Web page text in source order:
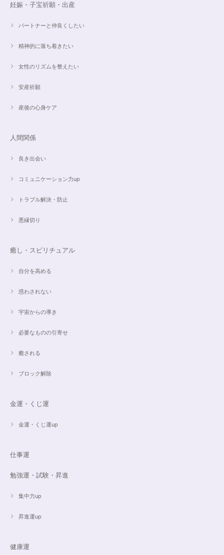
妊娠・子宝祈願・出産
パートナーと仲良くしたい
精神的に落ち着きたい
女性のリズムを整えたい
安産祈願
産後の心身ケア
人間関係
良き出会い
コミュニケーション力up
トラブル解決・防止
悪縁切り
癒し・スピリチュアル
自分を高める
惑わされない
宇宙からの導き
必要なものの引寄せ
癒される
ブロック解除
金運・くじ運
金運・くじ運up
仕事運
勉強運・試験・昇進
集中力up
昇進運up
健康運